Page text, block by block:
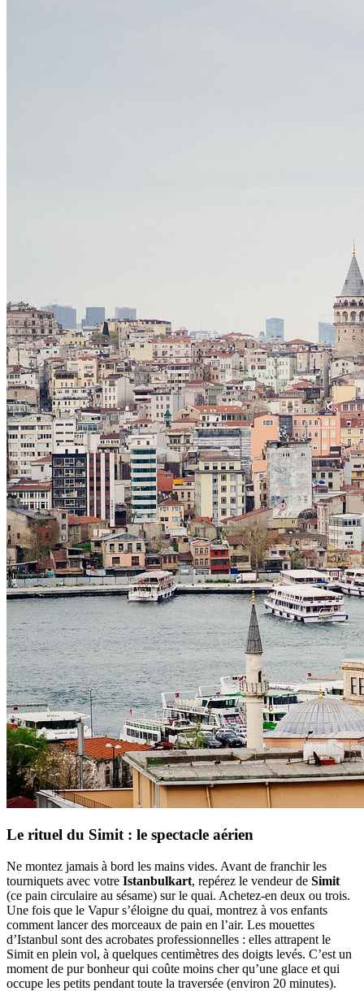
Le rituel du Simit : le spectacle aérien
Ne montez jamais à bord les mains vides. Avant de franchir les
tourniquets avec votre Istanbulkart, repérez le vendeur de Simit
(ce pain circulaire au sésame) sur le quai. Achetez-en deux ou trois.
Une fois que le Vapur s’éloigne du quai, montrez à vos enfants
comment lancer des morceaux de pain en l’air. Les mouettes
d’Istanbul sont des acrobates professionnelles : elles attrapent le
Simit en plein vol, à quelques centimètres des doigts levés. C’est un
moment de pur bonheur qui coûte moins cher qu’une glace et qui
occupe les petits pendant toute la traversée (environ 20 minutes).